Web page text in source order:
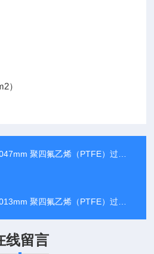
）
聚四氟乙烯（PTFE）过滤膜
聚四氟乙烯（PTFE）过滤膜
线留言